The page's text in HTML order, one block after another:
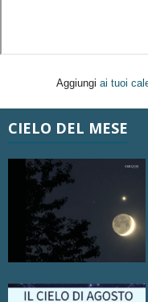
Aggiungi ai tuoi
CIELO DEL MESE